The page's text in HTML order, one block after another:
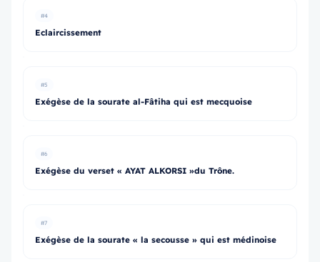
#4
Eclaircissement
#5
Exégèse de la sourate al-Fâtiha qui est mecquoise
#6
Exégèse du verset « AYAT ALKORSI »du Trône.
#7
Exégèse de la sourate « la secousse » qui est médinoise